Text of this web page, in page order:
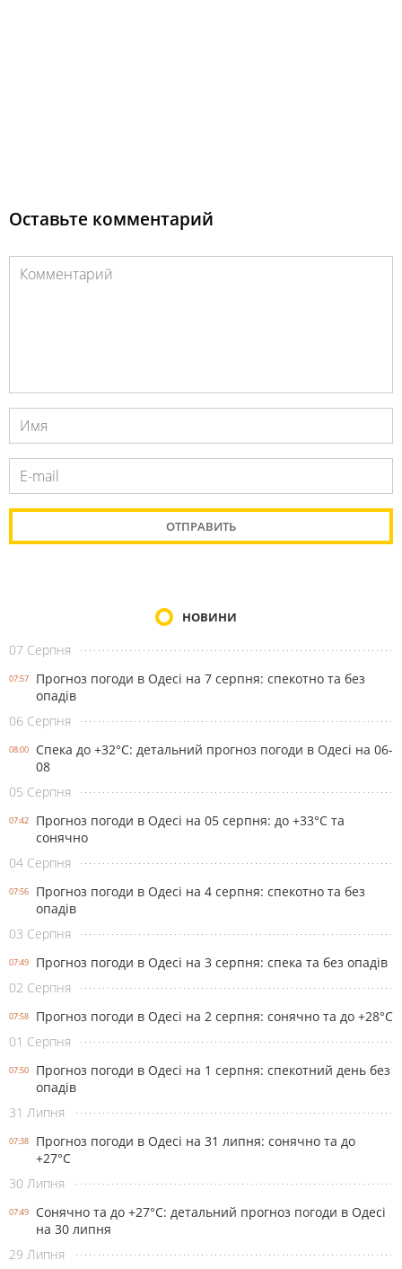
Оставьте комментарий
НОВИНИ
07 Серпня
07:57
Прогноз погоди в Одесі на 7 серпня: спекотно та без
опадів
06 Серпня
08:00
Спека до +32°С: детальний прогноз погоди в Одесі на 06-
08
05 Серпня
07:42
Прогноз погоди в Одесі на 05 серпня: до +33°С та
сонячно
04 Серпня
07:56
Прогноз погоди в Одесі на 4 серпня: спекотно та без
опадів
03 Серпня
07:49
Прогноз погоди в Одесі на 3 серпня: спека та без опадів
02 Серпня
07:58
Прогноз погоди в Одесі на 2 серпня: сонячно та до +28°С
01 Серпня
07:50
Прогноз погоди в Одесі на 1 серпня: спекотний день без
опадів
31 Липня
07:38
Прогноз погоди в Одесі на 31 липня: сонячно та до
+27°С
30 Липня
07:49
Сонячно та до +27°С: детальний прогноз погоди в Одесі
на 30 липня
29 Липня